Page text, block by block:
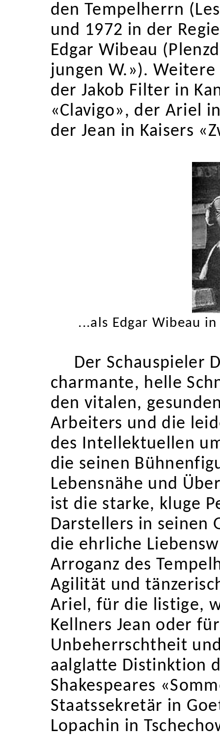
den Tempelherrn
und 1972 in der
Edgar Wibeau
jungen W.»).
der Jakob Filter in
«Clavigo», der Ariel
der Jean in Kaisers
...als Edgar Wibeau
Der Schauspieler
charmante, helle
den vitalen,
Arbeiters und die
des Intellektuellen
die seinen
Lebensnähe und
ist die starke, kluge
Darstellers in seinen
die ehrliche
Arroganz des
Agilität und
Ariel, für die listige,
Kellners Jean oder
Unbeherrschtheit
aalglatte Distinktion
Shakespeares
Staatssekretär in
Lopachin in